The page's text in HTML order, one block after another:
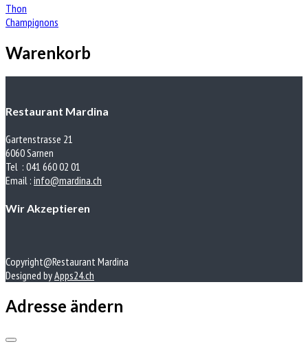
Thon
Champignons
Warenkorb
Restaurant Mardina
Gartenstrasse 21
6060 Sarnen
Tel : 041 660 02 01
Email : info@mardina.ch
Wir Akzeptieren
Copyright@Restaurant Mardina
Designed byApps24.ch
Adresse ändern